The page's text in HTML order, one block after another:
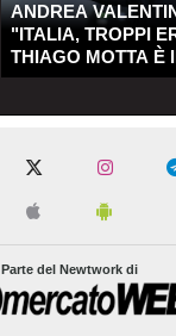
ANDREA
"ITALIA, TROPPI
THIAGO MOTTA È
Parte del Newtwork di